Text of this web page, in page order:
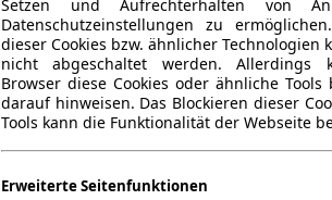
Setzen und Aufrechterhalten von
Datenschutzeinstellungen zu
dieser Cookies bzw. ähnlicher Technologien
nicht abgeschaltet werden. Allerdings
Browser diese Cookies oder ähnliche Tools
darauf hinweisen. Das Blockieren dieser
Tools kann die Funktionalität der Webseite
Erweiterte Seitenfunktionen